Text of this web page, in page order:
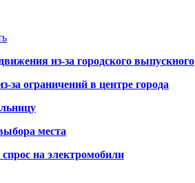
из-за городского выпускного
за ограничений в центре города
места
на электромобили